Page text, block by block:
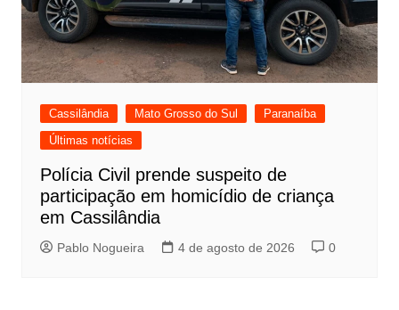
Cassilândia Mato Grosso do Sul
Paranaíba
Últimas notícias
Polícia Civil prende suspeito de
participação em homicídio de criança
em Cassilândia
Pablo Nogueira 4 de agosto de 2026 0